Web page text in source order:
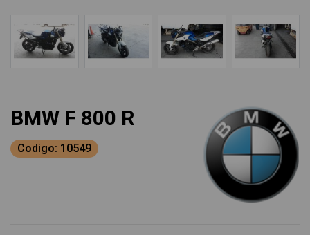
BMW F 800 R
Codigo: 10549